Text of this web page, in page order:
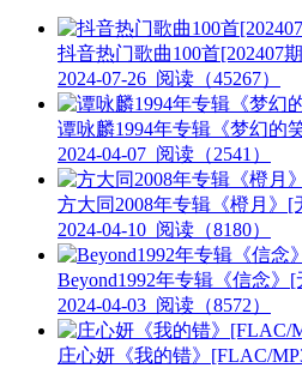
抖音热门歌曲100首[202407
2024-07-26 阅读（45267）
谭咏麟1994年专辑《梦幻的
2024-04-07 阅读（2541）
方大同2008年专辑《橙月》[
2024-04-10 阅读（8180）
Beyond1992年专辑《信念》
2024-04-03 阅读（8572）
庄心妍《我的错》[FLAC/